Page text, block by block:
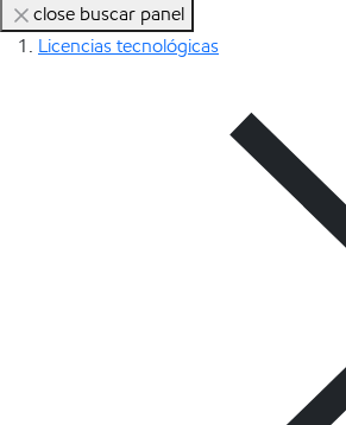
close buscar panel
Licencias tecnológicas